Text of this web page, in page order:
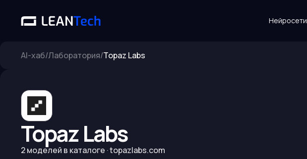
Нейросети
AI-хаб/Лаборатория/Topaz Labs
Topaz Labs
2моделей в каталоге · topazlabs.com